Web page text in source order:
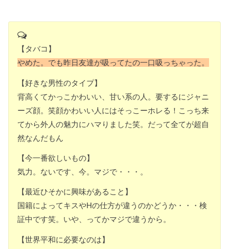
【タバコ】
やめた。でも昨日友達が吸ってたの一口吸っちゃった。
【好きな男性のタイプ】
背高くてかっこかわいい、甘い系の人。要するにジャニ
ーズ顔。笑顔かわいい人にはそっこーホレる！こっち来
てから外人の魅力にハマりました笑。だって全てが超自
然なんだもん
【今一番欲しいもの】
気力。ないです、今。マジで・・・。
【最近ひそかに興味があること】
国籍によってキスやHの仕方が違うのかどうか・・・検
証中です笑。いや、ってかマジで違うから。
【世界平和に必要なのは】